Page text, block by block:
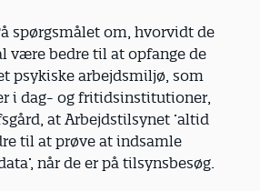
spørgsmålet om, hvorvidt de
være bedre til at opfange de
psykiske arbejdsmiljø, som
i dag- og fritidsinstitutioner,
at Arbejdstilsynet ’altid
til at prøve at indsamle
når de er på tilsynsbesøg.